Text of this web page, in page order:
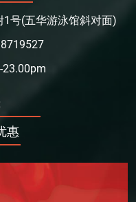
号(五华游泳馆斜对面)
惠